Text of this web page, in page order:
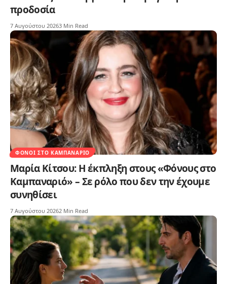
προδοσία
7 Αυγούστου 20263 Min Read
ΦΌΝΟΙ ΣΤΟ ΚΑΜΠΑΝΑΡΙΌ
Μαρία Κίτσου: Η έκπληξη στους «Φόνους στο
Καμπαναριό» – Σε ρόλο που δεν την έχουμε
συνηθίσει
7 Αυγούστου 20262 Min Read